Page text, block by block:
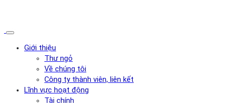
Giới thiệu
Thư ngỏ
Về chúng tôi
Công ty thành viên, liên kết
Lĩnh vực hoạt động
Tài chính